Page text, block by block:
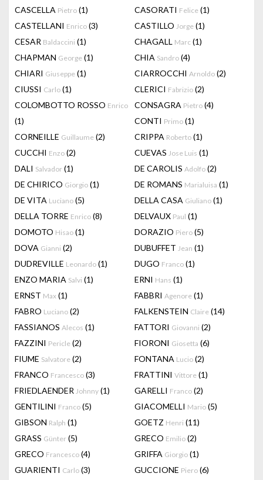
CASCELLA Pietro (1) CASORATI Felice (1)
CASTELLANI Enrico (3) CASTILLO Jorge (1)
CESAR Baldaccini (1) CHAGALL Marc (1)
CHAPMAN George (1) CHIA Sandro (4)
CHIARI Giuseppe (1) CIARROCCHI Arnoldo (2)
CIUSSI Carlo (1) CLERICI Fabrizio (2)
COLOMBOTTO ROSSO Enrico
(1)
CONSAGRA Pietro (4)
CONTI Primo (1)
CORNEILLE Guillaume (2) CRIPPA Roberto (1)
CUCCHI Enzo (2) CUEVAS Jose Luis (1)
DALI Salvador (1) DE CAROLIS Adolfo (2)
DE CHIRICO Giorgio (1) DE ROMANS Marialuisa (1)
DE VITA Luciano (5) DELLA CASA Giuliano (1)
DELLA TORRE Enrico (8) DELVAUX Paul (1)
DOMOTO Hisao (1) DORAZIO Piero (5)
DOVA Gianni (2) DUBUFFET Jean (1)
DUDREVILLE Leonardo (1) DUGO Franco (1)
ENZO MARIA Salvi (1) ERNI Hans (1)
ERNST Max (1) FABBRI Agenore (1)
FABRO Luciano (2) FALKENSTEIN Claire (14)
FASSIANOS Alecos (1) FATTORI Giovanni (2)
FAZZINI Pericle (2) FIORONI Giosetta (6)
FIUME Salvatore (2) FONTANA Lucio (2)
FRANCO Francesco (3) FRATTINI Vittore (1)
FRIEDLAENDER Johnny (1) GARELLI Franco (2)
GENTILINI Franco (5) GIACOMELLI Mario (5)
GIBSON Ralph (1) GOETZ Henri (11)
GRASS Günter (5) GRECO Emilio (2)
GRECO Francesco (4) GRIFFA Giorgio (1)
GUARIENTI Carlo (3) GUCCIONE Piero (6)